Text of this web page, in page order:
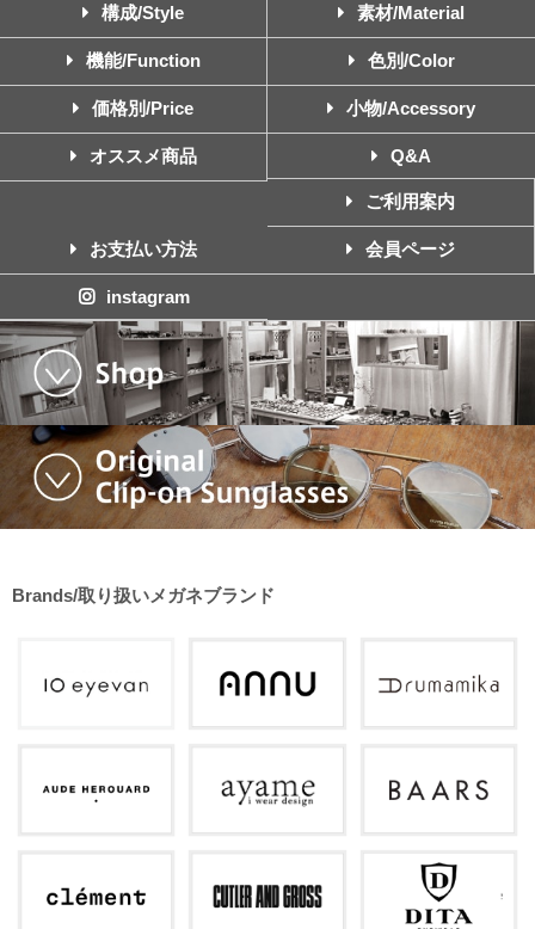
構成/Style 素材/Material
機能/Function 色別/Color
価格別/Price 小物/Accessory
オススメ商品 Q&A
ご利用案内
お支払い方法 会員ページ
instagram
Brands/取り扱いメガネブランド